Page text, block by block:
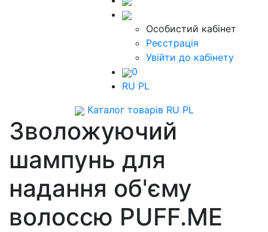
Особистий кабінет
Реєстрація
Увійти до кабінету
0
RU PL
Каталог товарів RU PL
Зволожуючий
шампунь для
надання об'єму
волоссю PUFF.ME